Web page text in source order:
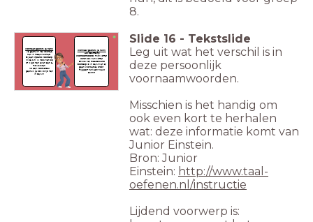
8.
Wanneer gebruik je hen?
Je gebruikt het woordje
hen in twee situaties:
Bij een lijdend voorwerp
in de zin: Ik haal hen op
of ik ga hen even een e-
mail sturen.
Na een voorzetsel
gebruik je ook altijd hen
in de zin.
Wanneer gebruik je hun?
Alsbezittelijk
voornaamwoord: mijn koffer
wordt ook hun koffer.
En als het meewerkend
voorwerp is in de zin en er
geen voorzetsel staat:
Hij geeft hun een nieuw
schrift.
Slide 16 - Tekstslide
Leg uit wat het verschil is in
deze persoonlijk
voornaamwoorden.
Misschien is het handig om
ook even kort te herhalen
wat: deze informatie komt van
Junior Einstein.
Bron: Junior
Einstein: http://www.taal-
oefenen.nl/instructie
Lijdend voorwerp is: